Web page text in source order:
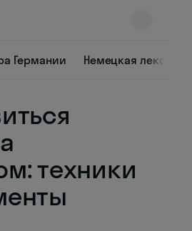
Германии Немецкая лексика
техники